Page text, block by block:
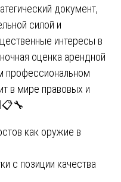
документ,
силой и
интересы в
оценка арендной
профессиональном
в мире правовых и
как оружие в
с позиции качества